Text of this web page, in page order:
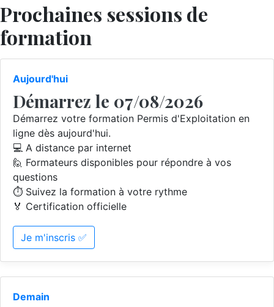
Prochaines sessions de
formation
Aujourd'hui
Démarrez le 07/08/2026
Démarrez votre formation Permis d'Exploitation en
ligne dès aujourd'hui.
💻 A distance par internet
🙋 Formateurs disponibles pour répondre à vos
questions
⏱️ Suivez la formation à votre rythme
🏅 Certification officielle
Je m'inscris ✅
Demain